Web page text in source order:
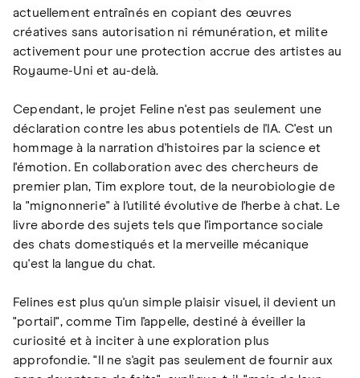
actuellement entraînés en copiant des œuvres
créatives sans autorisation ni rémunération, et milite
activement pour une protection accrue des artistes au
Royaume-Uni et au-delà.
Cependant, le projet Feline n'est pas seulement une
déclaration contre les abus potentiels de l'IA. C'est un
hommage à la narration d'histoires par la science et
l'émotion. En collaboration avec des chercheurs de
premier plan, Tim explore tout, de la neurobiologie de
la "mignonnerie" à l'utilité évolutive de l'herbe à chat. Le
livre aborde des sujets tels que l'importance sociale
des chats domestiqués et la merveille mécanique
qu'est la langue du chat.
Felines est plus qu'un simple plaisir visuel, il devient un
"portail", comme Tim l'appelle, destiné à éveiller la
curiosité et à inciter à une exploration plus
approfondie. "Il ne s'agit pas seulement de fournir aux